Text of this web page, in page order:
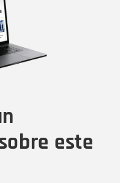
este